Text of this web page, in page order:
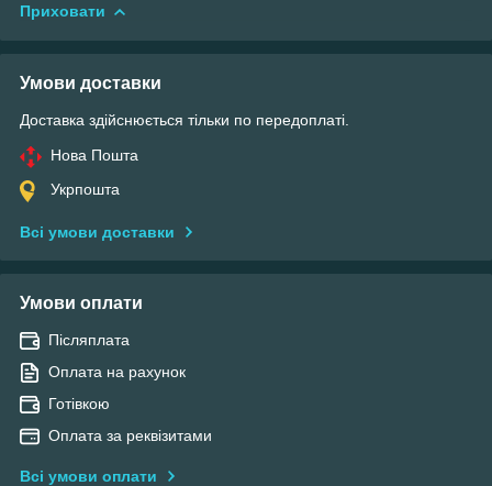
Приховати
Умови доставки
Доставка здійснюється тільки по передоплаті.
Нова Пошта
Укрпошта
Всі умови доставки
Умови оплати
Післяплата
Оплата на рахунок
Готівкою
Оплата за реквізитами
Всі умови оплати